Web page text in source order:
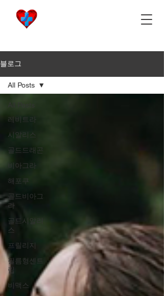
블로그
레비트라
시알리스
골드드래곤
비아그라
해포쿠
골드비아그
라
골드시알리
스
프릴리지
필름형센트
립
비맥스
All Posts